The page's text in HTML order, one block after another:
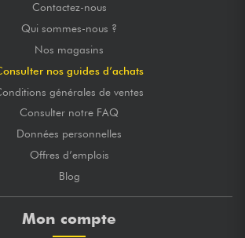
Contactez-nous
Qui sommes-nous ?
Nos magasins
nos guides d’achats
générales de ventes
Consulter notre FAQ
Données personnelles
Offres d’emplois
Blog
Mon compte